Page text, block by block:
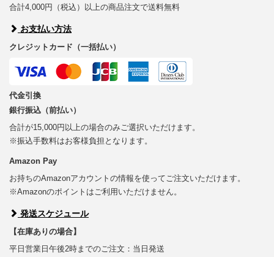
合計4,000円（税込）以上の商品注文で送料無料
お支払い方法
クレジットカード（一括払い）
代金引換
銀行振込（前払い）
合計が15,000円以上の場合のみご選択いただけます。
※振込手数料はお客様負担となります。
Amazon Pay
お持ちのAmazonアカウントの情報を使ってご注文いただけます。
※Amazonのポイントはご利用いただけません。
発送スケジュール
【在庫ありの場合】
平日営業日午後2時までのご注文：当日発送